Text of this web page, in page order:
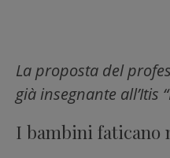
La proposta del
già insegnante all’Itis
I bambini faticano